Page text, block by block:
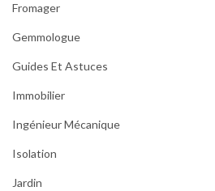
Fromager
Gemmologue
Guides Et Astuces
Immobilier
Ingénieur Mécanique
Isolation
Jardin